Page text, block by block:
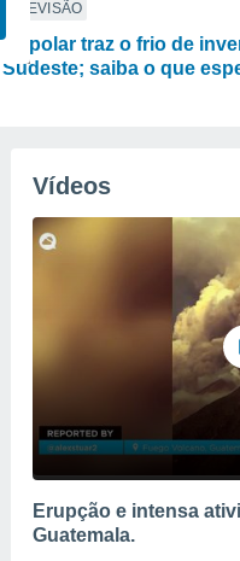
PREVISÃO
Ar polar traz o frio de
Sudeste; saiba o que
Vídeos
Erupção e intensa
Guatemala.